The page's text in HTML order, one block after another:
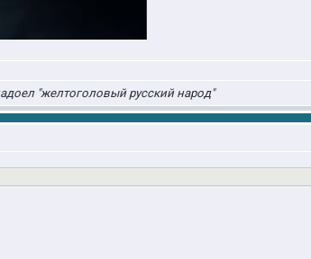
"желтоголовый русский народ"